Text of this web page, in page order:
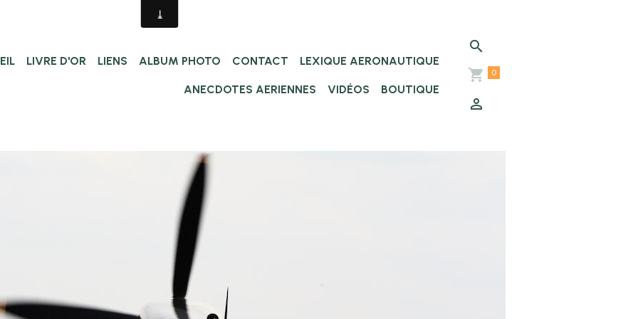
LIVRE D'OR LIENS ALBUM PHOTO CONTACT LEXIQUE AERONAUTIQUE
ANECDOTES AERIENNES VIDÉOS BOUTIQUE
0